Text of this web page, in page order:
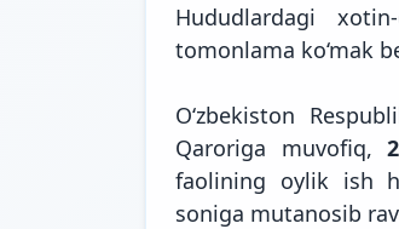
Hududlardagi
tomonlama ko‘mak
O‘zbekiston
Qaroriga muvofiq,
faolining oylik ish
soniga mutanosib